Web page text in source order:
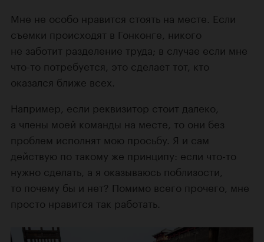
Мне не особо нравится стоять на месте. Если
съемки происходят в Гонконге, никого
не заботит разделение труда; в случае если мне
что-то потребуется, это сделает тот, кто
оказался ближе всех.
Например, если реквизитор стоит далеко,
а члены моей команды на месте, то они без
проблем исполнят мою просьбу. Я и сам
действую по такому же принципу: если что-то
нужно сделать, а я оказываюсь поблизости,
то почему бы и нет? Помимо всего прочего, мне
просто нравится так работать.